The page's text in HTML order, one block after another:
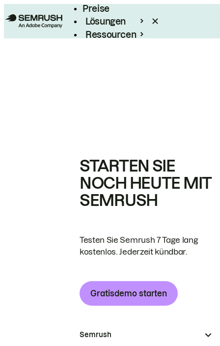
Preise
Lösungen
Ressourcen
STARTEN SIE
NOCH HEUTE MIT
SEMRUSH
Testen Sie Semrush 7 Tage lang
kostenlos. Jederzeit kündbar.
Gratisdemo starten
Semrush